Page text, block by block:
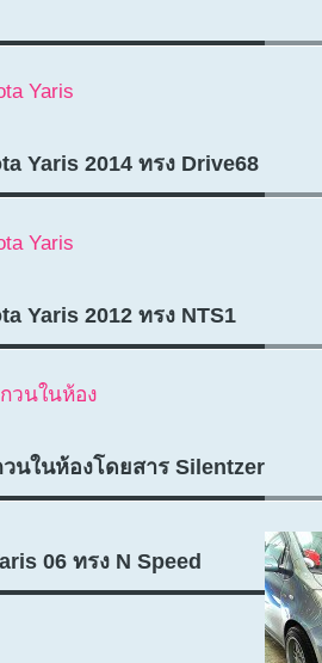
Yaris 2014 ทรง Drive68
Yaris 2012 ทรง NTS1
วนในห้องโดยสาร Silentzer
06 ทรง N Speed